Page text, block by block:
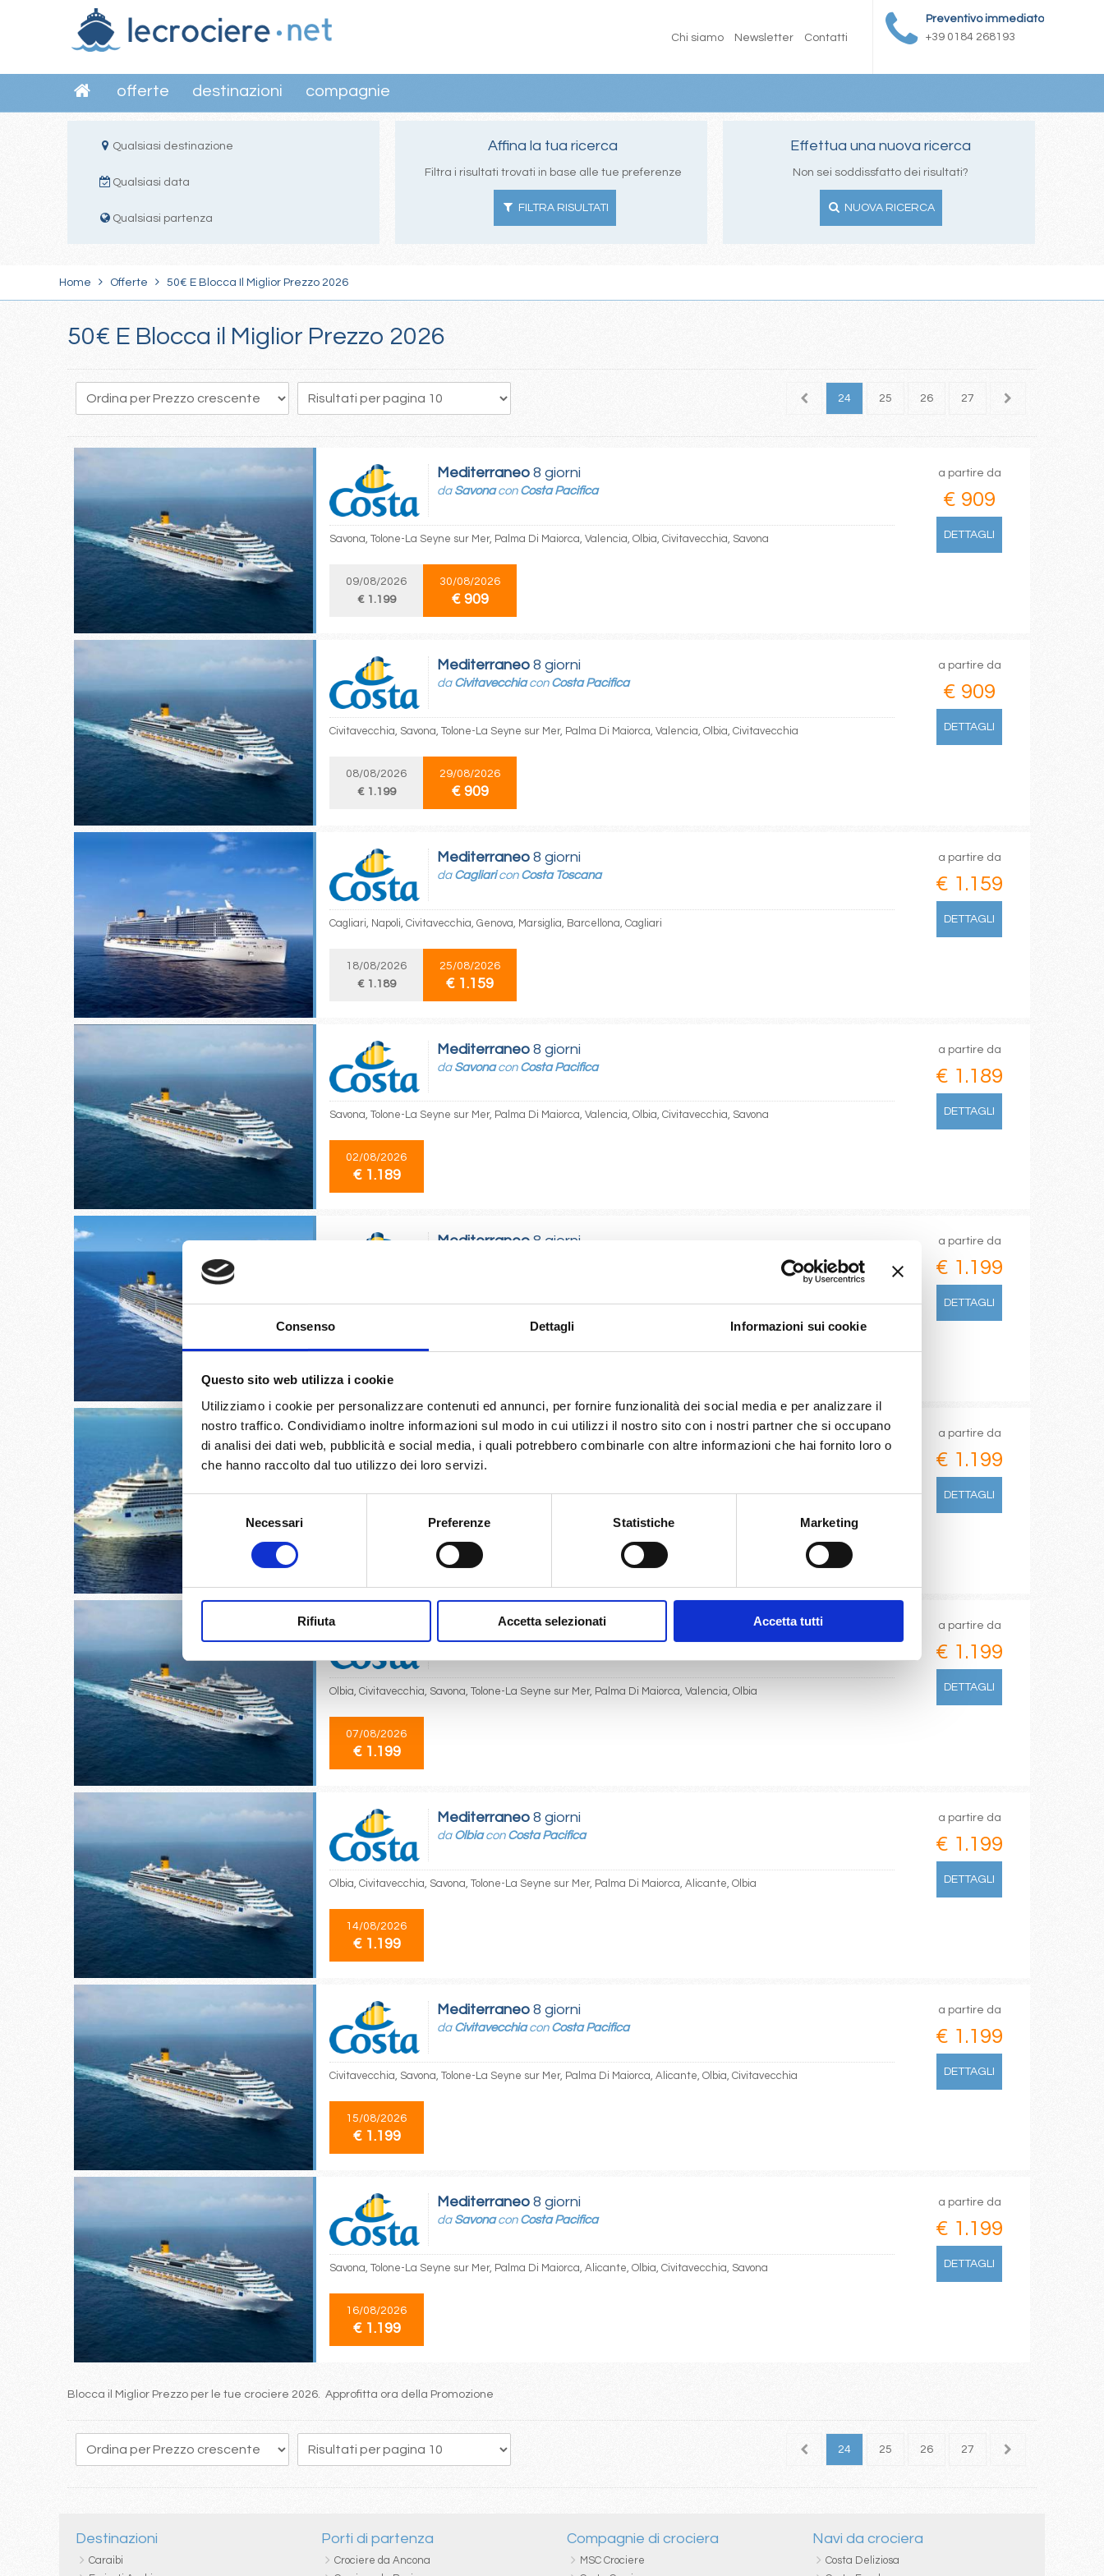
Consenso Dettagli Informazioni sui cookie
Questo sito web utilizza i cookie
Utilizziamo i cookie per personalizzare contenuti ed annunci, per fornire funzionalità dei social media e per analizzare il
nostro traffico. Condividiamo inoltre informazioni sul modo in cui utilizzi il nostro sito con i nostri partner che si occupano
di analisi dei dati web, pubblicità e social media, i quali potrebbero combinarle con altre informazioni che hai fornito loro o
che hanno raccolto dal tuo utilizzo dei loro servizi.
Selezione
del
consenso
Necessari Preferenze Statistiche Marketing
Rifiuta Accetta selezionati Accetta tutti
Preventivo immediato
+39 0184 268193
Chi siamo Newsletter Contatti
offerte destinazioni compagnie
Qualsiasi destinazione
Qualsiasi data
Qualsiasi partenza
Affina la tua ricerca
Filtra i risultati trovati in base alle tue preferenze
FILTRA RISULTATI
Effettua una nuova ricerca
Non sei soddissfatto dei risultati?
NUOVA RICERCA
Home Offerte 50€ E Blocca Il Miglior Prezzo 2026
50€ E Blocca il Miglior Prezzo 2026
6 7 8 9 11 12 13 14 23 24 25 26 27 28
Mediterraneo 8 giorni
da Savonacon Costa Pacifica
Savona, Tolone-La Seyne sur Mer, Palma Di Maiorca, Valencia, Olbia, Civitavecchia, Savona
09/08/2026
€ 1.199
30/08/2026
€ 909
a partire da
€ 909
DETTAGLI
Mediterraneo 8 giorni
da Civitavecchiacon Costa Pacifica
Civitavecchia, Savona, Tolone-La Seyne sur Mer, Palma Di Maiorca, Valencia, Olbia, Civitavecchia
08/08/2026
€ 1.199
29/08/2026
€ 909
a partire da
€ 909
DETTAGLI
Mediterraneo 8 giorni
da Cagliaricon Costa Toscana
Cagliari, Napoli, Civitavecchia, Genova, Marsiglia, Barcellona, Cagliari
18/08/2026
€ 1.189
25/08/2026
€ 1.159
a partire da
€ 1.159
DETTAGLI
Mediterraneo 8 giorni
da Savonacon Costa Pacifica
Savona, Tolone-La Seyne sur Mer, Palma Di Maiorca, Valencia, Olbia, Civitavecchia, Savona
02/08/2026
€ 1.189
a partire da
€ 1.189
DETTAGLI
Mediterraneo 8 giorni
Bari, Santorini, Mykonos, Katakolon, MARGHERA , Bari
12/07/2026
26/07/2026
a partire da
€ 1.199
DETTAGLI
Mediterraneo8 giorni
daTarantoconCosta Fascinosa
a partire da
€ 1.199
DETTAGLI
Mediterraneo8 giorni
daOlbiaconCosta Pacifica
Olbia, Civitavecchia, Savona, Tolone-La Seyne sur Mer, Palma Di Maiorca, Valencia, Olbia
07/08/2026
€ 1.199
a partire da
€ 1.199
DETTAGLI
Mediterraneo 8 giorni
da Olbiacon Costa Pacifica
Olbia, Civitavecchia, Savona, Tolone-La Seyne sur Mer, Palma Di Maiorca, Alicante, Olbia
14/08/2026
€ 1.199
a partire da
€ 1.199
DETTAGLI
Mediterraneo 8 giorni
da Civitavecchiacon Costa Pacifica
Civitavecchia, Savona, Tolone-La Seyne sur Mer, Palma Di Maiorca, Alicante, Olbia, Civitavecchia
15/08/2026
€ 1.199
a partire da
€ 1.199
DETTAGLI
Mediterraneo 8 giorni
da Savonacon Costa Pacifica
Savona, Tolone-La Seyne sur Mer, Palma Di Maiorca, Alicante, Olbia, Civitavecchia, Savona
16/08/2026
€ 1.199
a partire da
€ 1.199
DETTAGLI
Blocca il Miglior Prezzo per le tue crociere 2026. Approfitta ora della Promozione
6 7 8 9 11 12 13 14 23 24 25 26 27 28
Destinazioni
Caraibi
Porti di partenza
Crociere da Ancona
Compagnie di crociera
MSC Crociere
Navi da crociera
Costa Deliziosa